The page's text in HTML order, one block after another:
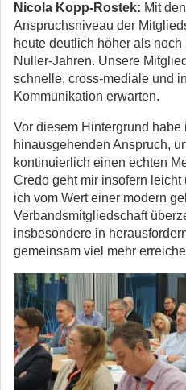
Nicola Kopp-Rostek: Mit
Anspruchsniveau der
heute deutlich höher als
Nuller-Jahren. Unsere
schnelle, cross-mediale und
Kommunikation erwarten.
Vor diesem Hintergrund habe
hinausgehenden Anspruch,
kontinuierlich einen echten
Credo geht mir insofern
ich vom Wert einer modern
Verbandsmitgliedschaft
insbesondere in
gemeinsam viel mehr